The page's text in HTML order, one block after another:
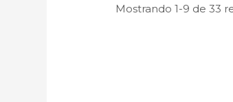
Mostrando 1-9 de 33